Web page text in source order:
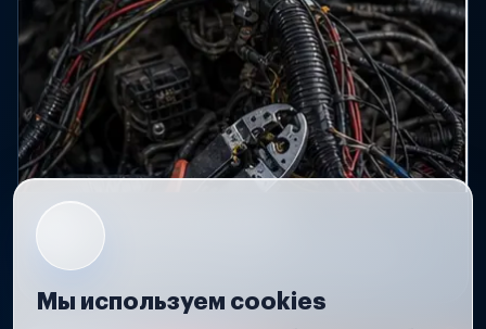
Короткое замыкание
Обнаружим место замыкания, восстановим
Мы используем cookies